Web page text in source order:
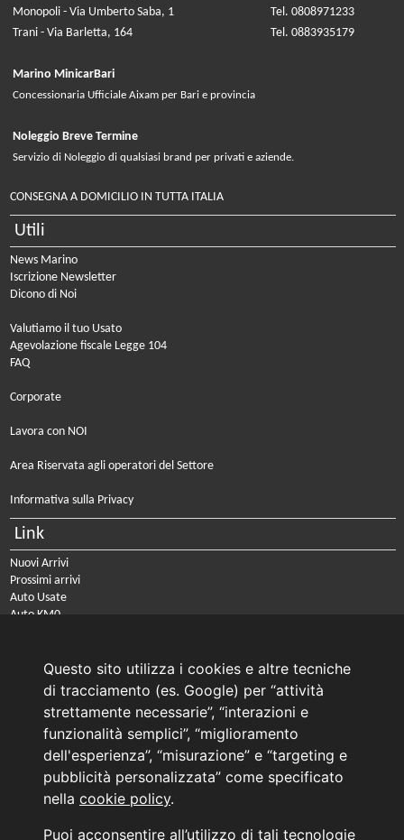
Questo sito utilizza i cookies e altre tecniche
di tracciamento (es. Google) per “attività
strettamente necessarie”, “interazioni e
funzionalità semplici”, “miglioramento
dell'esperienza”, “misurazione” e “targeting e
pubblicità personalizzata” come specificato
nella cookie policy.
Puoi acconsentire all’utilizzo di tali tecnologie
Monopoli - Via Umberto Saba, 1
Tel. 0808971233
Trani - Via Barletta, 164
Tel. 0883935179
Marino MinicarBari
Concessionaria Ufficiale Aixam per Bari e provincia
Noleggio Breve Termine
Servizio di Noleggio di qualsiasi brand per privati e aziende.
CONSEGNA A DOMICILIO IN TUTTA ITALIA
Utili
News Marino
Iscrizione Newsletter
Dicono di Noi
Valutiamo il tuo Usato
Agevolazione fiscale Legge 104
FAQ
Corporate
Lavora con NOI
Area Riservata agli operatori del Settore
Informativa sulla Privacy
Link
Nuovi Arrivi
Prossimi arrivi
Auto Usate
Auto KM0
PRENOTA IL TUO INTERVENTO DI OFFICINA
PRENOTA LA REVISIONE DELLA TUA AUTO
Consulente Online Usato: 0805608980
Consulente Online Hyundai: 0805608985
AUTO PLANET BARI SRL | BARI, via Zippitelli 32-34 - CAP 70132 | P.I. 05126720720